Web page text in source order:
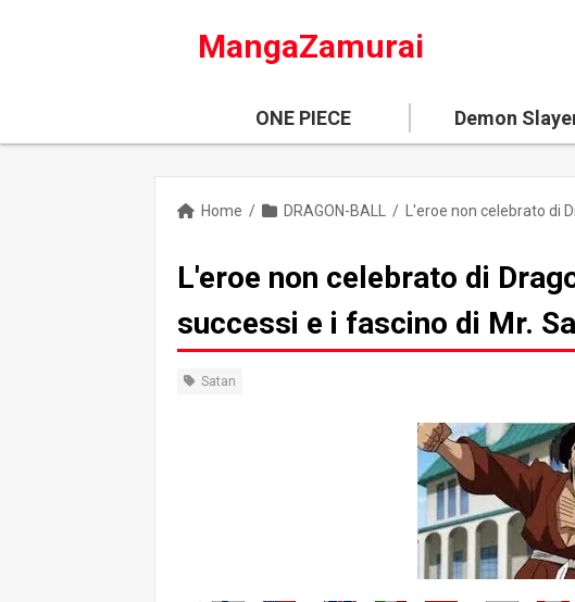
MangaZamurai
ONE PIECE Demon
Home / DRAGON-BALL /
L'eroe non celebrato di
successi e i fascino di Mr.
Satan